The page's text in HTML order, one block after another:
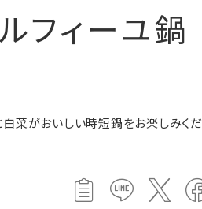
フィーユ鍋
菜がおいしい時短鍋をお楽しみくだ